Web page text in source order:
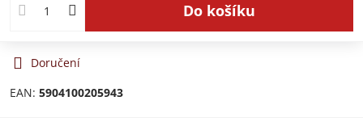
Do košíku
Doručení
EAN: 5904100205943